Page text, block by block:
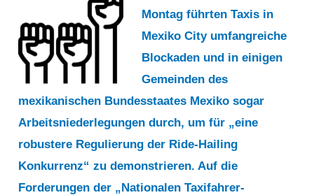
Montag führten Taxis in
Mexiko City umfangreiche
Blockaden und in einigen
Gemeinden des
mexikanischen Bundesstaates Mexiko sogar
Arbeitsniederlegungen durch, um für „eine
robustere Regulierung der Ride-Hailing
Konkurrenz“ zu demonstrieren. Auf die
Forderungen der „Nationalen Taxifahrer-